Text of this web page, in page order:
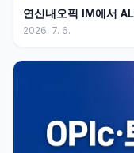
연신내오픽 IM에서
2026. 7. 6.